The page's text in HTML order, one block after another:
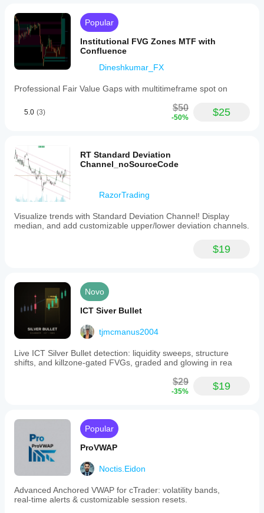
Popular
Institutional FVG Zones MTF with
Confluence
Dineshkumar_FX
Professional Fair Value Gaps with multitimeframe spot on
5.0 (3) $50
-50% $25
RT Standard Deviation
Channel_noSourceCode
RazorTrading
Visualize trends with Standard Deviation Channel! Display
median, and add customizable upper/lower deviation channels.
$19
Novo
ICT Siver Bullet
tjmcmanus2004
Live ICT Silver Bullet detection: liquidity sweeps, structure
shifts, and killzone-gated FVGs, graded and glowing in rea
$29
-35% $19
Popular
ProVWAP
Noctis.Eidon
Advanced Anchored VWAP for cTrader: volatility bands,
real‑time alerts & customizable session resets.